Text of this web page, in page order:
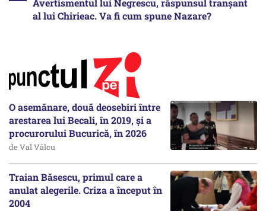
Avertismentul lui Negrescu, răspunsul tranșant
al lui Chirieac. Va fi cum spune Nazare?
O asemănare, două deosebiri între
arestarea lui Becali, în 2019, și a
procurorului Bucurică, în 2026
de Val Vâlcu
Traian Băsescu, primul care a
anulat alegerile. Criza a început în
2004